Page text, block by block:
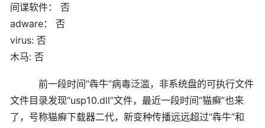
间谍软件： 否
adware： 否
virus: 否
木马: 否
前一段时间“犇牛”病毒泛滥，非系统盘的可执行文件
文件目录发现“usp10.dll”文件，最近一段时间“猫癣”也来
了，号称猫癣下载器二代，新变种传播远远超过“犇牛”和